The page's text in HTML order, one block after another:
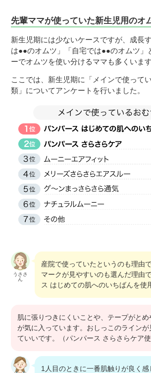
先輩ママが使っていた新生児用のオ
新生児期には少ないケースですが、成長
は●●のオムツ」「自宅では●●のオムツ」
ーでオムツを使い分けるママも多くいます
ここでは、新生児期に「メインで使って
類」についてアンケートを行いました。
うささ
ん
産院で使っていたというのも理由
マークが見やすいのも選んだ理由
ス はじめての肌へのいちばんを使
肌に張りつきにくいことや、テープがとめ
が気に入っています。おしっこのラインが
ていいです。（パンパース さらさらケア使
1人目のときに一番肌触りが良く感